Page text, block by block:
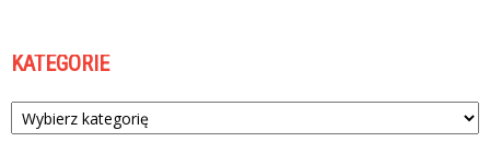
KATEGORIE
Kategorie